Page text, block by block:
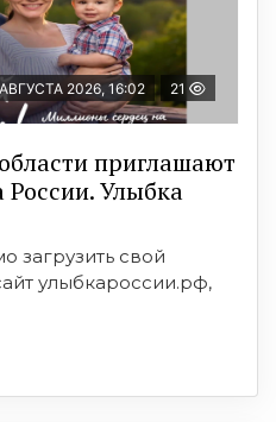
2026, 16:02 21
приглашают
России. Улыбка
загрузить свой
улыбкароссии.рф,